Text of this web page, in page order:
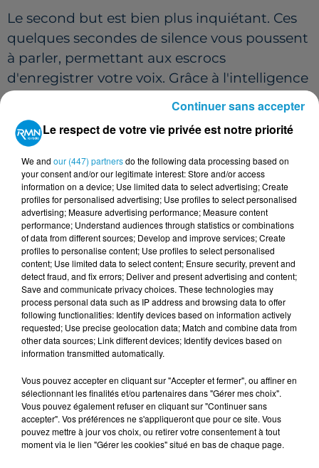
Le second but est bien plus inquiétant. Ces
quelques secondes de silence vous poussent
à parler, permettant aux escrocs
d'enregistrer votre voix. Grâce à l'intelligence
artificielle, votre timbre et votre intonation
peuvent être clonés en un clin d'œil. Cette «
copie » vocale est ensuite utilisée pour
usurper votre identité auprès de votre
banque ou, pire, pour simuler une situation
d'urgence auprès de vos proches afin de leur
soutirer de l'argent.
LES BONS RÉFLEXES POUR NE PAS SE FAIRE
PIÉGER
Face à cette menace invisible, la prudence
est de mise. Les numéros utilisés peuvent
paraître familiers ou locaux, rendant le piège
difficile à détecter. Les spécialistes
connaissez pas le numéro, laissez sonner. Si
vous avez déjà décroché, ne prononcez pas
un mot et attendez que l'interlocuteur se
manifeste.
Le respect de votre vie privée est notre priorité
We and our (447) partnersdo the following data processing based on
your consent and/or our legitimate interest: Store and/or access
information on a device; Use limited data to select advertising; Create
profiles for personalised advertising; Use profiles to select personalised
advertising; Measure advertising performance; Measure content
performance; Understand audiences through statistics or combinations
of data from different sources; Develop and improve services; Create
profiles to personalise content; Use profiles to select personalised
content; Use limited data to select content; Ensure security, prevent and
detect fraud, and fix errors; Deliver and present advertising and content;
Save and communicate privacy choices. These technologies may
process personal data such as IP address and browsing data to offer
following functionalities: Identify devices based on information actively
requested; Use precise geolocation data; Match and combine data from
other data sources; Link different devices; Identify devices based on
information transmitted automatically.
Vous pouvez accepter en cliquant sur "Accepter et fermer", ou affiner en
sélectionnant les finalités et/ou partenaires dans "Gérer mes choix".
Vous pouvez également refuser en cliquant sur "Continuer sans
accepter". Vos préférences ne s'appliqueront que pour ce site. Vous
pouvez mettre à jour vos choix, ou retirer votre consentement à tout
moment via le lien "Gérer les cookies" situé en bas de chaque page.
Continuer sans accepter